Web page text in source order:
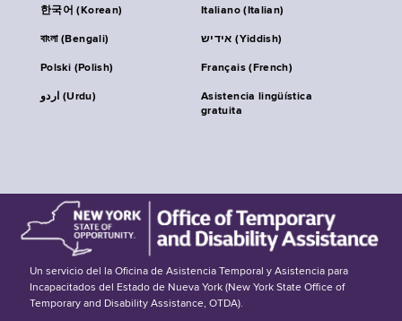
한국어 (Korean) Italiano (Italian)
বাংলা (Bengali) אידיש (Yiddish)
Polski (Polish) Français (French)
اردو (Urdu)
Asistencia lingüística
gratuita
Un servicio del la Oficina de Asistencia Temporal y Asistencia para
Incapacitados del Estado de Nueva York (New York State Office of
Temporary and Disability Assistance, OTDA).